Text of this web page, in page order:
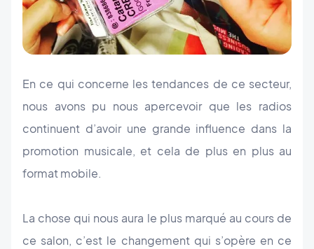
En ce qui concerne les tendances de ce secteur,
nous avons pu nous apercevoir que les radios
continuent d’avoir une grande influence dans la
promotion musicale, et cela de plus en plus au
format mobile.
La chose qui nous aura le plus marqué au cours de
ce salon, c’est le changement qui s’opère en ce